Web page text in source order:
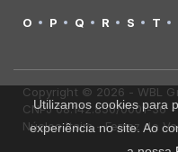
O
P Q R S T
Copyright © 2026 - WBL
CNPJ 08.142.850/0001-36
Núcleo Itaim - Ferraz de
Utilizamos cookies para
experiência no site. Ao